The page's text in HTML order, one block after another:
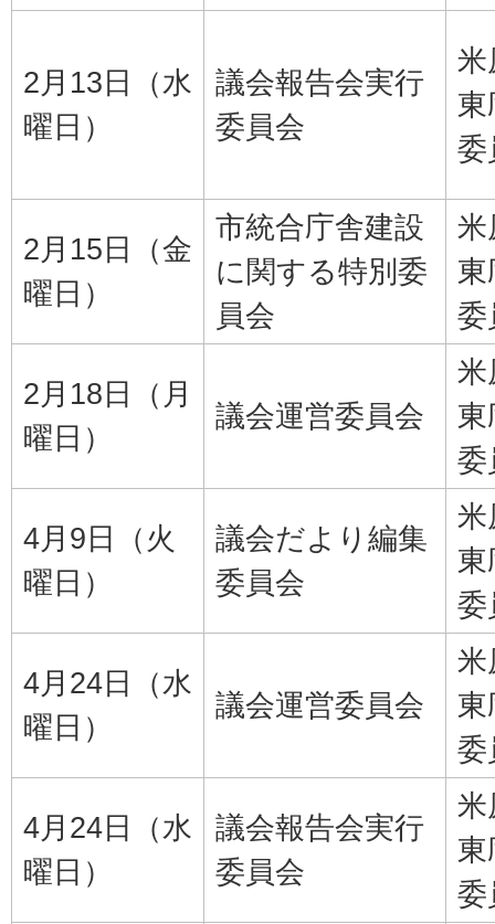
2月13日（水
曜日）
議会報告会実行
委員会
米
東
委
2月15日（金
曜日）
市統合庁舎建設
に関する特別委
員会
米
東
委
2月18日（月
曜日）
議会運営委員会
米
東
委
4月9日（火
曜日）
議会だより編集
委員会
米
東
委
4月24日（水
曜日）
議会運営委員会
米
東
委
4月24日（水
曜日）
議会報告会実行
委員会
米
東
委